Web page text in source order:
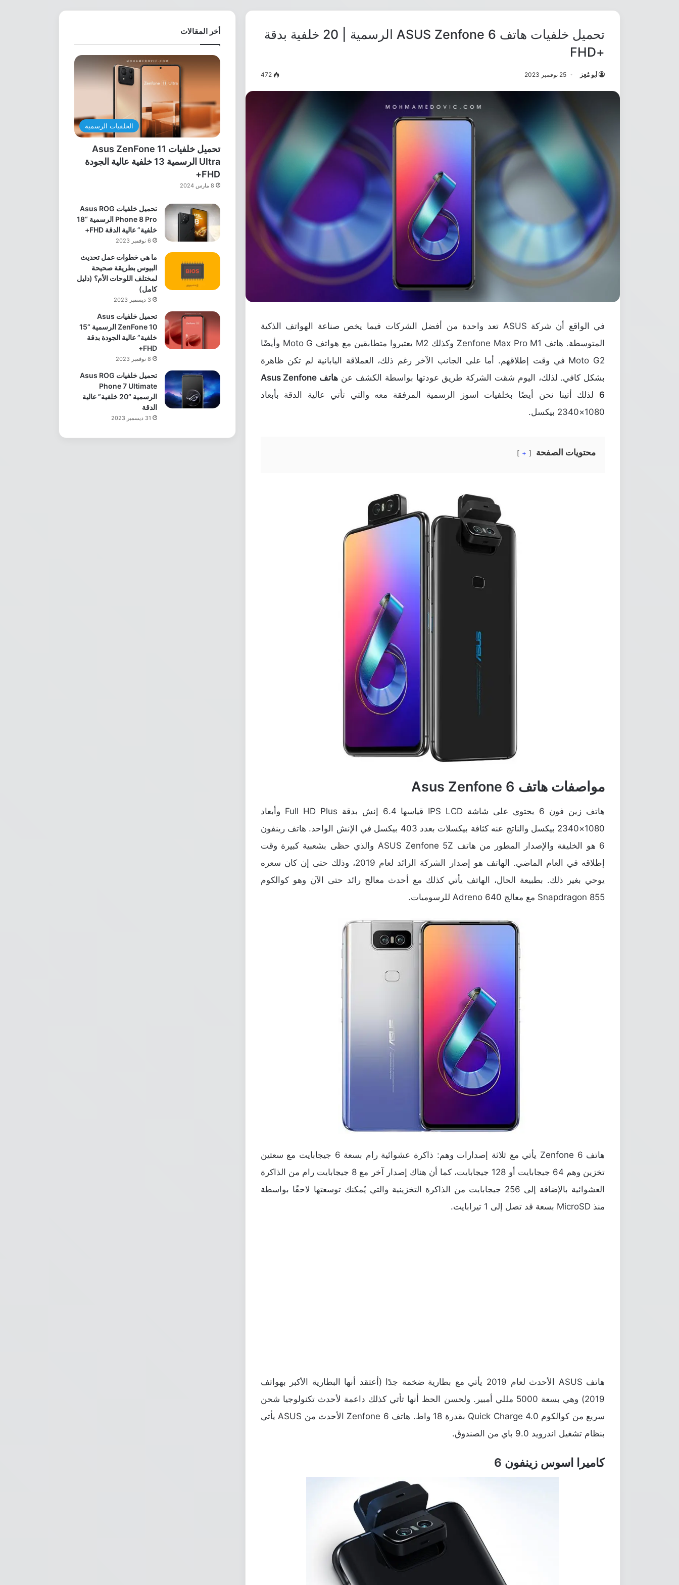
تحميل خلفيات هاتف ASUS Zenfone 6 الرسمية | 20 خلفية بدقة
+FHD
أبو مُعِز 25 نوفمبر 2023 472
في الواقع أن شركة ASUS تعد واحدة من أفضل الشركات فيما يخص صناعة الهواتف الذكية
المتوسطة. هاتف Zenfone Max Pro M1 وكذلك M2 يعتبروا متطابقين مع هواتف Moto G وأيضًا
Moto G2 في وقت إطلاقهم. أما على الجانب الآخر رغم ذلك، العملاقة اليابانية لم تكن ظاهرة
بشكل كافي. لذلك، اليوم شقت الشركة طريق عودتها بواسطة الكشف عن
هاتف Asus Zenfone
6 لذلك أتينا نحن أيضًا بخلفيات اسوز الرسمية المرفقة معه والتي تأتي عالية الدقة بأبعاد
1080×2340 بيكسل.
محتويات الصفحة +
مواصفات هاتف Asus Zenfone 6
هاتف زين فون 6 يحتوي على شاشة IPS LCD قياسها 6.4 إنش بدقة Full HD Plus وأبعاد
1080×2340 بيكسل والناتج عنه كثافة بيكسلات بعدد 403 بيكسل في الإنش الواحد. هاتف رينفون
6 هو الخليفة والإصدار المطور من هاتف ASUS Zenfone 5Z والذي حظى بشعبية كبيرة وقت
إطلاقه في العام الماضي. الهاتف هو إصدار الشركة الرائد لعام 2019، وذلك حتى إن كان سعره
يوحي بغير ذلك. بطبيعة الحال، الهاتف يأتي كذلك مع أحدث معالج رائد حتى الآن وهو كوالكوم
Snapdragon 855 مع معالج Adreno 640 للرسوميات.
هاتف Zenfone 6 يأتي مع ثلاثة إصدارات وهم: ذاكرة عشوائية رام بسعة 6 جيجابايت مع سعتين
تخزين وهم 64 جيجابايت أو 128 جيجابايت، كما أن هناك إصدار آخر مع 8 جيجابايت رام من الذاكرة
العشوائية بالإضافة إلى 256 جيجابايت من الذاكرة التخزينية والتي يُمكنك توسعتها لاحقًا بواسطة
منذ MicroSD بسعة قد تصل إلى 1 تيرابايت.
هاتف ASUS الأحدث لعام 2019 يأتي مع بطارية ضخمة جدًا (أعتقد أنها البطارية الأكبر بهواتف
2019) وهي بسعة 5000 مللي أمبير. ولحسن الحظ أنها تأتي كذلك داعمة لأحدث تكنولوجيا شحن
سريع من كوالكوم Quick Charge 4.0 بقدرة 18 واط. هاتف Zenfone 6 الأحدث من ASUS يأتي
بنظام تشغيل اندرويد 9.0 باي من الصندوق.
كاميرا اسوس زينفون 6
أخر المقالات
الخلفيات الرسمية
تحميل خلفيات Asus ZenFone 11
Ultra الرسمية 13 خلفية عالية الجودة
FHD+
8 مارس 2024
تحميل خلفيات Asus ROG
Phone 8 Pro الرسمية “18
خلفية” عالية الدقة FHD+
6 نوفمبر 2023
ما هي خطوات عمل تحديث
البيوس بطريقة صحيحة
لمختلف اللوحات الأم؟ (دليل
كامل)
3 ديسمبر 2023
تحميل خلفيات Asus
ZenFone 10 الرسمية “15
خلفية” عالية الجودة بدقة
FHD+
8 نوفمبر 2023
تحميل خلفيات Asus ROG
Phone 7 Ultimate
الرسمية “20 خلفية” عالية
الدقة
31 ديسمبر 2023